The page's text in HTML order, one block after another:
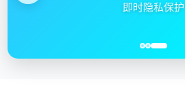
即时隐私保护